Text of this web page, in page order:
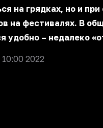
на грядках, но и
на фестивалях. В
удобно – недалеко
2022